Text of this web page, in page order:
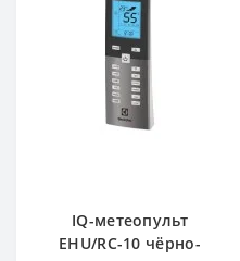
IQ-метеопульт
EHU/RC-10 чёрно-